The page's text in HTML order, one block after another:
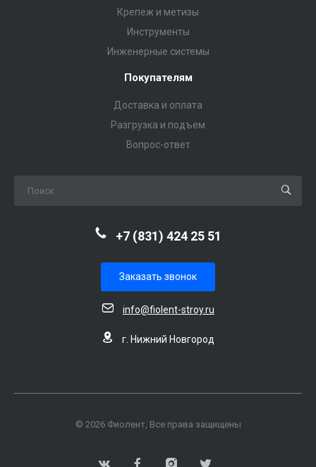
Крепеж и метизы
Инструменты
Инженерные системы
Покупателям
Доставка и оплата
Разгрузка и подъем
Вопрос-ответ
+7 (831) 424 25 51
Заказать звонок
info@fiolent-stroy.ru
г. Нижний Новгород
© 2026 Фиолент, Все права защищены